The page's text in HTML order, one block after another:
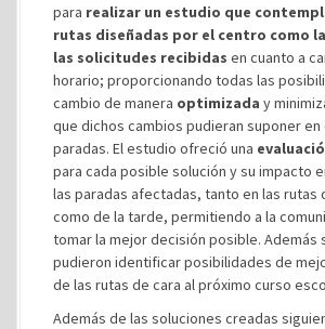
para realizar un estudio que
rutas diseñadas por el centro como
las solicitudes recibidas en cuanto a
horario; proporcionando todas las
cambio de manera optimizada y
que dichos cambios pudieran suponer
paradas. El estudio ofreció una
para cada posible solución y su impacto
las paradas afectadas, tanto en las rutas
como de la tarde, permitiendo a la
tomar la mejor decisión posible. Además
pudieron identificar posibilidades de
de las rutas de cara al próximo curso
Además de las soluciones creadas